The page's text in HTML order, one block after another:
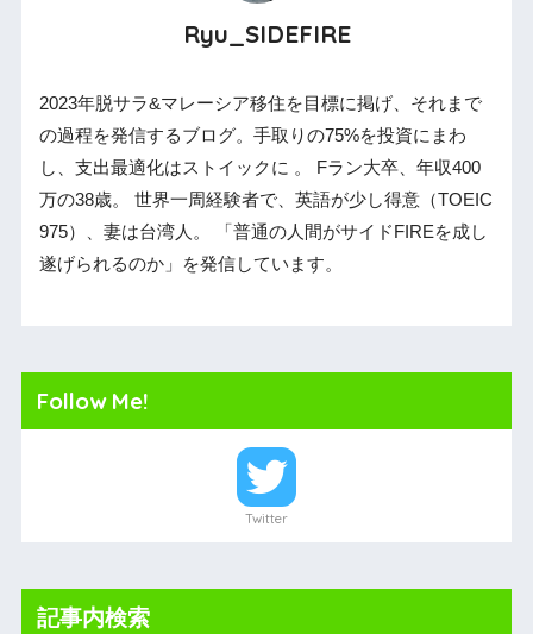
Ryu_SIDEFIRE
2023年脱サラ&マレーシア移住を目標に掲げ、それまで
の過程を発信するブログ。手取りの75%を投資にまわ
し、支出最適化はストイックに 。 Fラン大卒、年収400
万の38歳。 世界一周経験者で、英語が少し得意（TOEIC
975）、妻は台湾人。 「普通の人間がサイドFIREを成し
遂げられるのか」を発信しています。
Follow Me!
Twitter
記事内検索